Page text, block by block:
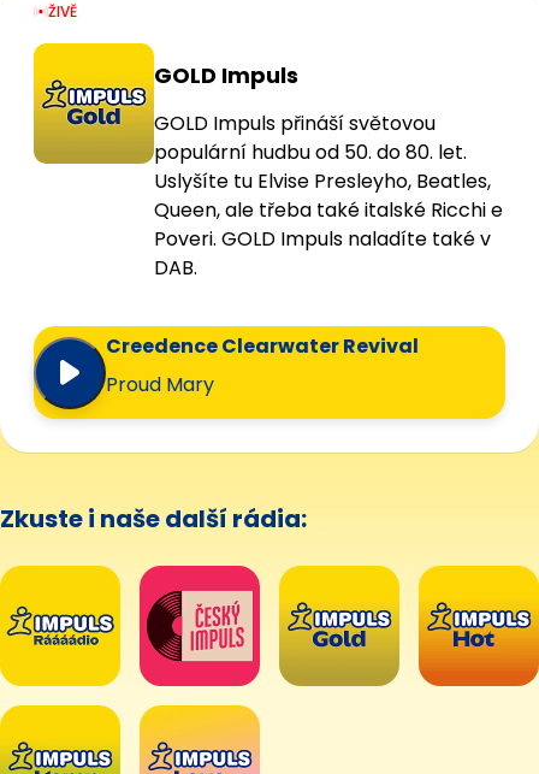
ŽIVĚ
GOLD Impuls
GOLD Impuls přináší světovou
populární hudbu od 50. do 80. let.
Uslyšíte tu Elvise Presleyho, Beatles,
Queen, ale třeba také italské Ricchi e
Poveri. GOLD Impuls naladíte také v
DAB.
Creedence Clearwater Revival
Proud Mary
Zkuste i naše další rádia: